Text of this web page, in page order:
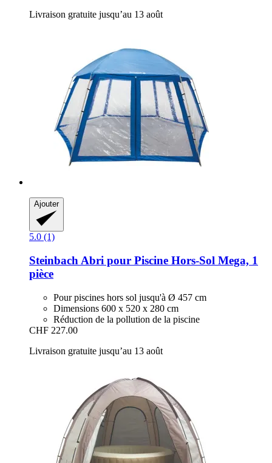
Livraison gratuite jusqu’au 13 août
Ajouter
5.0 (1)
Steinbach Abri pour Piscine Hors-​Sol Mega, 1
pièce
Pour piscines hors sol jusqu'à Ø 457 cm
Dimensions 600 x 520 x 280 cm
Réduction de la pollution de la piscine
CHF 227.00
Livraison gratuite jusqu’au 13 août